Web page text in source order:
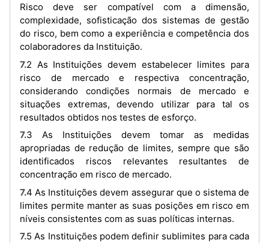
Risco deve ser compatível com a dimensão,
complexidade, sofisticação dos sistemas de gestão
do risco, bem como a experiência e competência dos
colaboradores da Instituição.
7.2 As Instituições devem estabelecer limites para
risco de mercado e respectiva concentração,
considerando condições normais de mercado e
situações extremas, devendo utilizar para tal os
resultados obtidos nos testes de esforço.
7.3 As Instituições devem tomar as medidas
apropriadas de redução de limites, sempre que são
identificados riscos relevantes resultantes de
concentração em risco de mercado.
7.4 As Instituições devem assegurar que o sistema de
limites permite manter as suas posições em risco em
níveis consistentes com as suas políticas internas.
7.5 As Instituições podem definir sublimites para cada